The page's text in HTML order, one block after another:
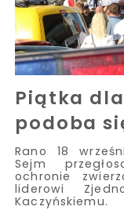
Piątka
podoba
Rano 18
Sejm
ochronie
liderowi
Kaczyńskiemu.